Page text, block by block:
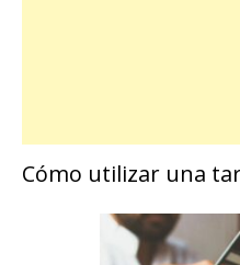
Cómo utilizar una